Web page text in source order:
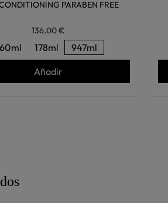
PARABEN FREE
136,00 €
60ml 178ml 947ml
Añadir